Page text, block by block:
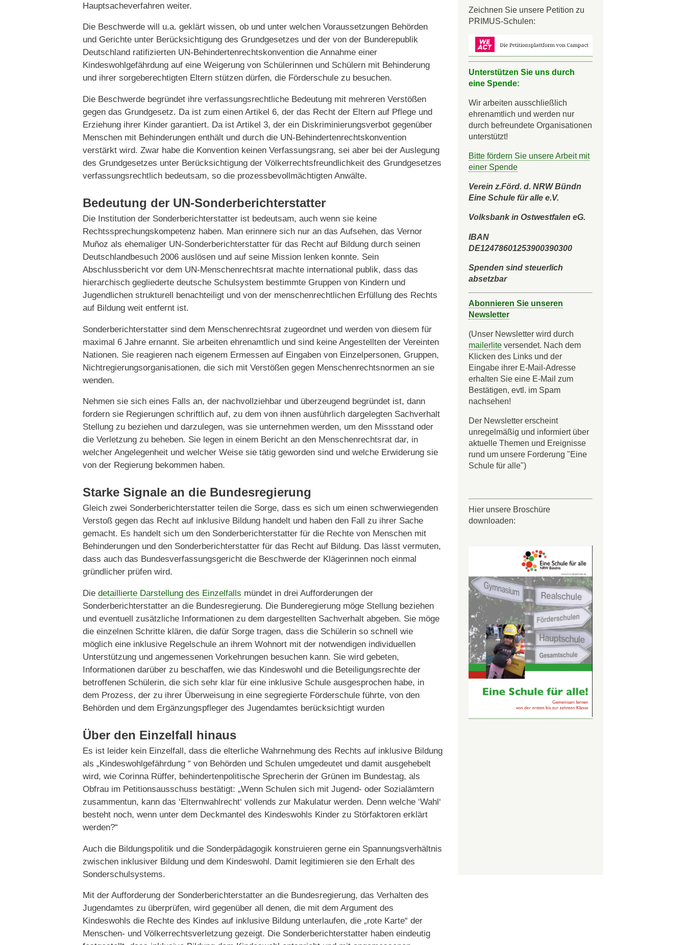
Hauptsacheverfahren weiter.
Die Beschwerde will u.a. geklärt wissen, ob und unter welchen Voraussetzungen Behörden
und Gerichte unter Berücksichtigung des Grundgesetzes und der von der Bunderepublik
Deutschland ratifizierten UN-Behindertenrechtskonvention die Annahme einer
Kindeswohlgefährdung auf eine Weigerung von Schülerinnen und Schülern mit Behinderung
und ihrer sorgeberechtigten Eltern stützen dürfen, die Förderschule zu besuchen.
Die Beschwerde begründet ihre verfassungsrechtliche Bedeutung mit mehreren Verstößen
gegen das Grundgesetz. Da ist zum einen Artikel 6, der das Recht der Eltern auf Pflege und
Erziehung ihrer Kinder garantiert. Da ist Artikel 3, der ein Diskriminierungsverbot gegenüber
Menschen mit Behinderungen enthält und durch die UN-Behindertenrechtskonvention
verstärkt wird. Zwar habe die Konvention keinen Verfassungsrang, sei aber bei der Auslegung
des Grundgesetzes unter Berücksichtigung der Völkerrechtsfreundlichkeit des Grundgesetzes
verfassungsrechtlich bedeutsam, so die prozessbevollmächtigten Anwälte.
Bedeutung der UN-Sonderberichterstatter
Die Institution der Sonderberichterstatter ist bedeutsam, auch wenn sie keine
Rechtssprechungskompetenz haben. Man erinnere sich nur an das Aufsehen, das Vernor
Muñoz als ehemaliger UN-Sonderberichterstatter für das Recht auf Bildung durch seinen
Deutschlandbesuch 2006 auslösen und auf seine Mission lenken konnte. Sein
Abschlussbericht vor dem UN-Menschenrechtsrat machte international publik, dass das
hierarchisch gegliederte deutsche Schulsystem bestimmte Gruppen von Kindern und
Jugendlichen strukturell benachteiligt und von der menschenrechtlichen Erfüllung des Rechts
auf Bildung weit entfernt ist.
Sonderberichterstatter sind dem Menschenrechtsrat zugeordnet und werden von diesem für
maximal 6 Jahre ernannt. Sie arbeiten ehrenamtlich und sind keine Angestellten der Vereinten
Nationen. Sie reagieren nach eigenem Ermessen auf Eingaben von Einzelpersonen, Gruppen,
Nichtregierungsorganisationen, die sich mit Verstößen gegen Menschenrechtsnormen an sie
wenden.
Nehmen sie sich eines Falls an, der nachvollziehbar und überzeugend begründet ist, dann
fordern sie Regierungen schriftlich auf, zu dem von ihnen ausführlich dargelegten Sachverhalt
Stellung zu beziehen und darzulegen, was sie unternehmen werden, um den Missstand oder
die Verletzung zu beheben. Sie legen in einem Bericht an den Menschenrechtsrat dar, in
welcher Angelegenheit und welcher Weise sie tätig geworden sind und welche Erwiderung sie
von der Regierung bekommen haben.
Starke Signale an die Bundesregierung
Gleich zwei Sonderberichterstatter teilen die Sorge, dass es sich um einen schwerwiegenden
Verstoß gegen das Recht auf inklusive Bildung handelt und haben den Fall zu ihrer Sache
gemacht. Es handelt sich um den Sonderberichterstatter für die Rechte von Menschen mit
Behinderungen und den Sonderberichterstatter für das Recht auf Bildung. Das lässt vermuten,
dass auch das Bundesverfassungsgericht die Beschwerde der Klägerinnen noch einmal
gründlicher prüfen wird.
Die detaillierte Darstellung des Einzelfalls mündet in drei Aufforderungen der
Sonderberichterstatter an die Bundesregierung. Die Bunderegierung möge Stellung beziehen
und eventuell zusätzliche Informationen zu dem dargestellten Sachverhalt abgeben. Sie möge
die einzelnen Schritte klären, die dafür Sorge tragen, dass die Schülerin so schnell wie
möglich eine inklusive Regelschule an ihrem Wohnort mit der notwendigen individuellen
Unterstützung und angemessenen Vorkehrungen besuchen kann. Sie wird gebeten,
Informationen darüber zu beschaffen, wie das Kindeswohl und die Beteiligungsrechte der
betroffenen Schülerin, die sich sehr klar für eine inklusive Schule ausgesprochen habe, in
dem Prozess, der zu ihrer Überweisung in eine segregierte Förderschule führte, von den
Behörden und dem Ergänzungspfleger des Jugendamtes berücksichtigt wurden
Über den Einzelfall hinaus
Es ist leider kein Einzelfall, dass die elterliche Wahrnehmung des Rechts auf inklusive Bildung
als „Kindeswohlgefährdung “ von Behörden und Schulen umgedeutet und damit ausgehebelt
wird, wie Corinna Rüffer, behindertenpolitische Sprecherin der Grünen im Bundestag, als
Obfrau im Petitionsausschuss bestätigt: „Wenn Schulen sich mit Jugend- oder Sozialämtern
zusammentun, kann das ‘Elternwahlrecht‘ vollends zur Makulatur werden. Denn welche ‘Wahl‘
besteht noch, wenn unter dem Deckmantel des Kindeswohls Kinder zu Störfaktoren erklärt
werden?“
Auch die Bildungspolitik und die Sonderpädagogik konstruieren gerne ein Spannungsverhältnis
zwischen inklusiver Bildung und dem Kindeswohl. Damit legitimieren sie den Erhalt des
Sonderschulsystems.
Mit der Aufforderung der Sonderberichterstatter an die Bundesregierung, das Verhalten des
Jugendamtes zu überprüfen, wird gegenüber all denen, die mit dem Argument des
Kindeswohls die Rechte des Kindes auf inklusive Bildung unterlaufen, die „rote Karte“ der
Menschen- und Völkerrechtsverletzung gezeigt. Die Sonderberichterstatter haben eindeutig
Zeichnen Sie unsere Petition zu
PRIMUS-Schulen:
Unterstützen Sie uns durch
eine Spende:
Wir arbeiten ausschließlich
ehrenamtlich und werden nur
durch befreundete Organisationen
unterstützt!
Bitte fördern Sie unsere Arbeit mit
einer Spende
Verein z.Förd. d. NRW Bündn
Eine Schule für alle e.V.
Volksbank in Ostwestfalen eG.
IBAN
DE12478601253900390300
Spenden sind steuerlich
absetzbar
Abonnieren Sie unseren
Newsletter
(Unser Newsletter wird durch
mailerlite versendet. Nach dem
Klicken des Links und der
Eingabe ihrer E-Mail-Adresse
erhalten Sie eine E-Mail zum
Bestätigen, evtl. im Spam
nachsehen!
Der Newsletter erscheint
unregelmäßig und informiert über
aktuelle Themen und Ereignisse
rund um unsere Forderung "Eine
Schule für alle")
Hier unsere Broschüre
downloaden: